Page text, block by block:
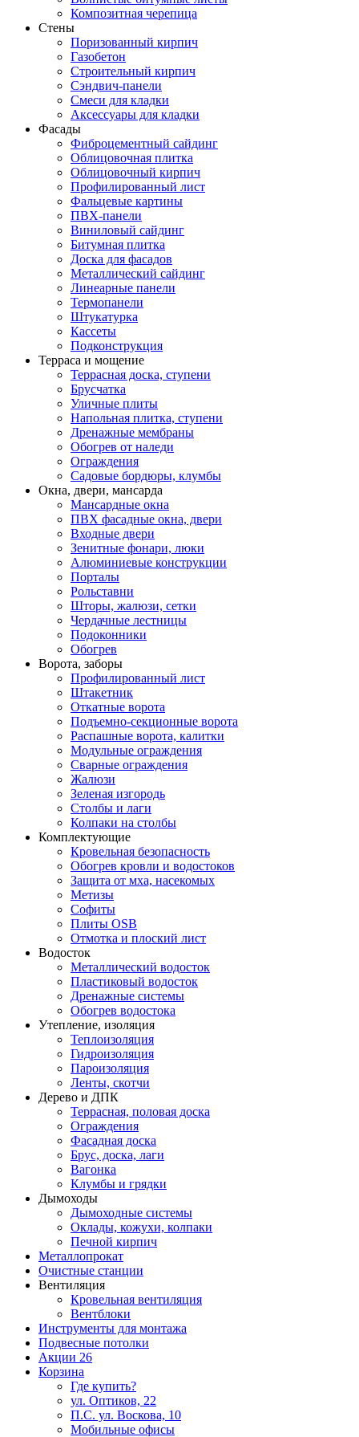
Композитная черепица
Стены
Поризованный кирпич
Газобетон
Строительный кирпич
Сэндвич-панели
Смеси для кладки
Аксессуары для кладки
Фасады
Фиброцементный сайдинг
Облицовочная плитка
Облицовочный кирпич
Профилированный лист
Фальцевые картины
ПВХ-панели
Виниловый сайдинг
Битумная плитка
Доска для фасадов
Металлический сайдинг
Линеарные панели
Термопанели
Штукатурка
Кассеты
Подконструкция
Терраса и мощение
Террасная доска, ступени
Брусчатка
Уличные плиты
Напольная плитка, ступени
Дренажные мембраны
Обогрев от наледи
Ограждения
Садовые бордюры, клумбы
Окна, двери, мансарда
Мансардные окна
ПВХ фасадные окна, двери
Входные двери
Зенитные фонари, люки
Алюминиевые конструкции
Порталы
Рольставни
Шторы, жалюзи, сетки
Чердачные лестницы
Подоконники
Обогрев
Ворота, заборы
Профилированный лист
Штакетник
Откатные ворота
Подъемно-секционные ворота
Распашные ворота, калитки
Модульные ограждения
Сварные ограждения
Жалюзи
Зеленая изгородь
Столбы и лаги
Колпаки на столбы
Комплектующие
Кровельная безопасность
Обогрев кровли и водостоков
Защита от мха, насекомых
Метизы
Софиты
Плиты OSB
Отмотка и плоский лист
Водосток
Металлический водосток
Пластиковый водосток
Дренажные системы
Обогрев водостока
Утепление, изоляция
Теплоизоляция
Гидроизоляция
Пароизоляция
Ленты, скотчи
Дерево и ДПК
Террасная, половая доска
Ограждения
Фасадная доска
Брус, доска, лаги
Вагонка
Клумбы и грядки
Дымоходы
Дымоходные системы
Оклады, кожухи, колпаки
Печной кирпич
Металлопрокат
Очистные станции
Вентиляция
Кровельная вентиляция
Вентблоки
Инструменты для монтажа
Подвесные потолки
Акции 26
Корзина
Где купить?
ул. Оптиков, 22
П.С. ул. Воскова, 10
Мобильные офисы